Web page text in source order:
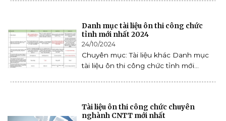
Danh mục tài liệu ôn thi công chức
tỉnh mới nhất 2024
24/10/2024
Chuyên mục: Tài liệu khác Danh mục
tài liệu ôn thi công chức tỉnh mới...
Tài liệu ôn thi công chức chuyên
nghành CNTT mới nhất